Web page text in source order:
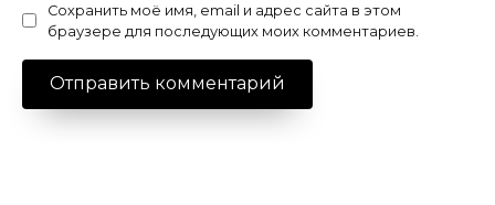
Сохранить моё имя, email и адрес сайта в этом
браузере для последующих моих комментариев.